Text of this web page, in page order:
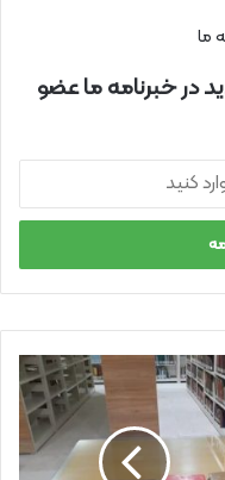
ما
در خبرنامه ما عضو